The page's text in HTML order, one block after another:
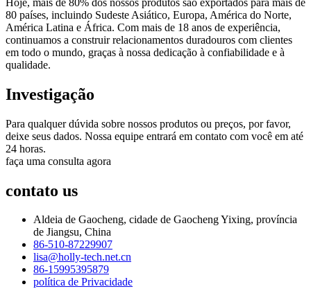
80 países, incluindo Sudeste Asiático, Europa, América do Norte,
América Latina e África. Com mais de 18 anos de experiência,
continuamos a construir relacionamentos duradouros com clientes
em todo o mundo, graças à nossa dedicação à confiabilidade e à
qualidade.
Investigação
Para qualquer dúvida sobre nossos produtos ou preços, por favor,
deixe seus dados. Nossa equipe entrará em contato com você em até
24 horas.
faça uma consulta agora
contato us
Aldeia de Gaocheng, cidade de Gaocheng Yixing, província
de Jiangsu, China
86-510-87229907
lisa@holly-tech.net.cn
86-15995395879
política de Privacidade